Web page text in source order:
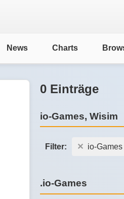
News Charts
0 Einträge
io-Games, Wisim
Filter: io-Games
.io-Games